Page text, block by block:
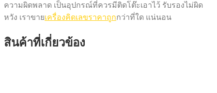
ความผิดพลาด เป็นอุปกรณ์ที่ควรมีติดโต๊ะเอาไว้ รับรองไม่ผิด
หวัง เราขายเครื่องคิดเลขราคาถูกกว่าที่ใด แน่นอน
สินค้าที่เกี่ยวข้อง